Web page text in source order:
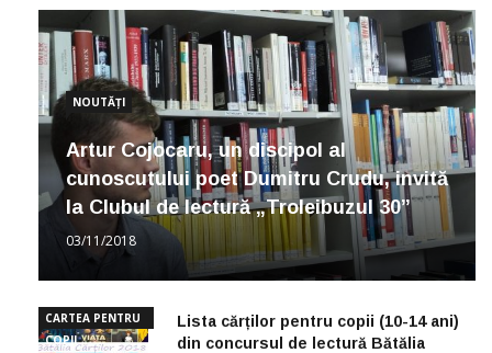
NOUTĂȚI
Artur Cojocaru, un discipol al
cunoscutului poet Dumitru Crudu, invită
la Clubul de lectură „Troleibuzul 30”
03/11/2018
CARTEA PENTRU
COPII
Lista cărților pentru copii (10-14 ani)
din concursul de lectură Bătălia